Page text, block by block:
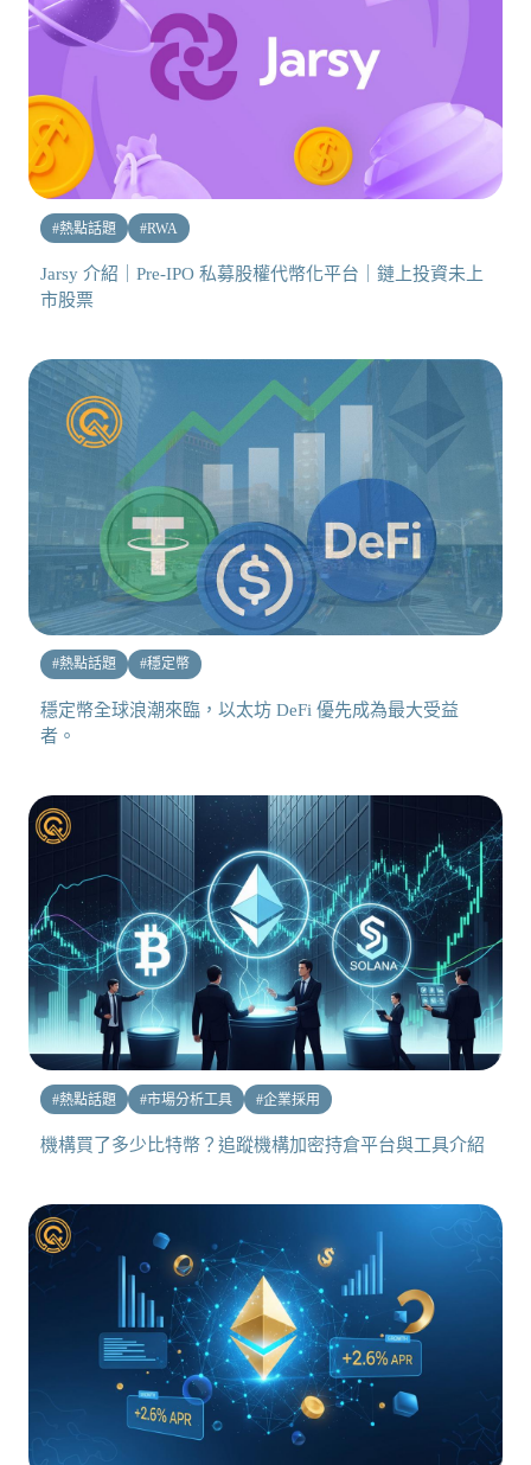
#熱點話題 #RWA
Jarsy 介紹｜Pre-IPO 私募股權代幣化平台｜鏈上投資未上
市股票
#熱點話題 #穩定幣
穩定幣全球浪潮來臨，以太坊 DeFi 優先成為最大受益
者。
#熱點話題 #市場分析工具 #企業採用
機構買了多少比特幣？追蹤機構加密持倉平台與工具介紹